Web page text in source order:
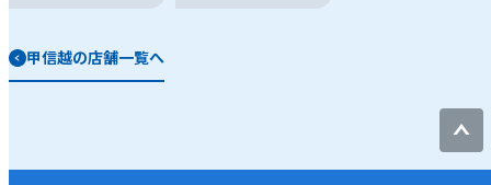
甲信越の店舗一覧へ